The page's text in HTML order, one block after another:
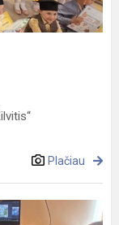
Plačiau